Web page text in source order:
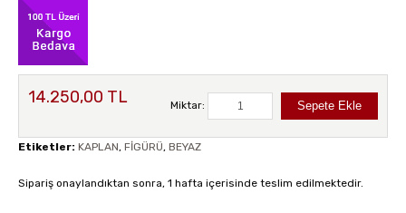
14.250,00 TL Miktar:
Etiketler: KAPLAN, FİGÜRÜ, BEYAZ
Sipariş onaylandıktan sonra, 1 hafta içerisinde teslim edilmektedir.